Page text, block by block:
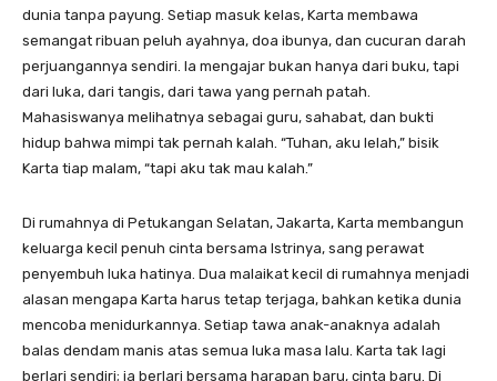
dunia tanpa payung. Setiap masuk kelas, Karta membawa
semangat ribuan peluh ayahnya, doa ibunya, dan cucuran darah
perjuangannya sendiri. Ia mengajar bukan hanya dari buku, tapi
dari luka, dari tangis, dari tawa yang pernah patah.
Mahasiswanya melihatnya sebagai guru, sahabat, dan bukti
hidup bahwa mimpi tak pernah kalah. “Tuhan, aku lelah,” bisik
Karta tiap malam, “tapi aku tak mau kalah.”
Di rumahnya di Petukangan Selatan, Jakarta, Karta membangun
keluarga kecil penuh cinta bersama Istrinya, sang perawat
penyembuh luka hatinya. Dua malaikat kecil di rumahnya menjadi
alasan mengapa Karta harus tetap terjaga, bahkan ketika dunia
mencoba menidurkannya. Setiap tawa anak-anaknya adalah
balas dendam manis atas semua luka masa lalu. Karta tak lagi
berlari sendiri; ia berlari bersama harapan baru, cinta baru. Di